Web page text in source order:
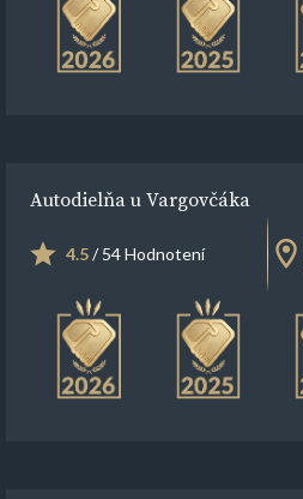
Autodielňa u Vargovčáka
4.5/ 54 Hodnotení